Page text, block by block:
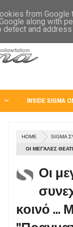
AUSTRALIA
INSIDE SIGMA
HOME SIGMA
ΟΙ ΜΕΓΆΛΕΣ
ΈΝΑΣ ΚΑΛΌΣ
ΣΥΝΕΙΣΦΈΡΩ
ΣΚΗΝΟΘΈΤΗΣ. "
Οι
κοινό
from Google
along with
and address